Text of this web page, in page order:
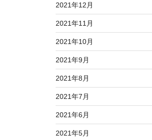
2021年12月
2021年11月
2021年10月
2021年9月
2021年8月
2021年7月
2021年6月
2021年5月